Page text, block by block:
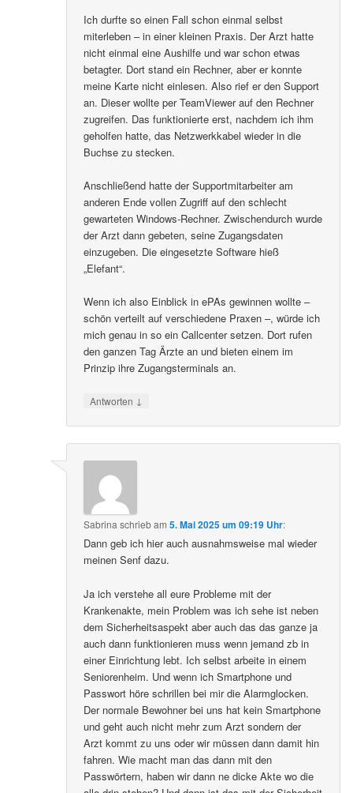
Ich durfte so einen Fall schon einmal selbst
miterleben – in einer kleinen Praxis. Der Arzt hatte
nicht einmal eine Aushilfe und war schon etwas
betagter. Dort stand ein Rechner, aber er konnte
meine Karte nicht einlesen. Also rief er den Support
an. Dieser wollte per TeamViewer auf den Rechner
zugreifen. Das funktionierte erst, nachdem ich ihm
geholfen hatte, das Netzwerkkabel wieder in die
Buchse zu stecken.
Anschließend hatte der Supportmitarbeiter am
anderen Ende vollen Zugriff auf den schlecht
gewarteten Windows-Rechner. Zwischendurch wurde
der Arzt dann gebeten, seine Zugangsdaten
einzugeben. Die eingesetzte Software hieß
„Elefant“.
Wenn ich also Einblick in ePAs gewinnen wollte –
schön verteilt auf verschiedene Praxen –, würde ich
mich genau in so ein Callcenter setzen. Dort rufen
den ganzen Tag Ärzte an und bieten einem im
Prinzip ihre Zugangsterminals an.
Antworten ↓
Sabrinaschriebam5. Mai 2025 um 09:19 Uhr:
Dann geb ich hier auch ausnahmsweise mal wieder
meinen Senf dazu.
Ja ich verstehe all eure Probleme mit der
Krankenakte, mein Problem was ich sehe ist neben
dem Sicherheitsaspekt aber auch das das ganze ja
auch dann funktionieren muss wenn jemand zb in
einer Einrichtung lebt. Ich selbst arbeite in einem
Seniorenheim. Und wenn ich Smartphone und
Passwort höre schrillen bei mir die Alarmglocken.
Der normale Bewohner bei uns hat kein Smartphone
und geht auch nicht mehr zum Arzt sondern der
Arzt kommt zu uns oder wir müssen dann damit hin
fahren. Wie macht man das dann mit den
Passwörtern, haben wir dann ne dicke Akte wo die